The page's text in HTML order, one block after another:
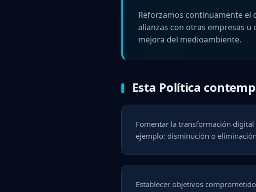
Reforzamos continuamente
alianzas con otras empresas
mejora del medioambiente.
Esta Política
Fomentar la transformación
ejemplo: disminución o
Establecer objetivos